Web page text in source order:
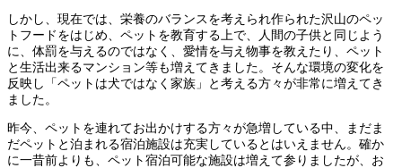
しかし、現在では、栄養のバランスを考えられ作られた沢山のペッ
トフードをはじめ、ペットを教育する上で、人間の子供と同じよう
に、体罰を与えるのではなく、愛情を与え物事を教えたり、ペット
と生活出来るマンション等も増えてきました。そんな環境の変化を
反映し「ペットは犬ではなく家族」と考える方々が非常に増えてき
ました。
昨今、ペットを連れてお出かけする方々が急増している中、まだま
だペットと泊まれる宿泊施設は充実しているとはいえません。確か
に一昔前よりも、ペット宿泊可能な施設は増えて参りましたが、お